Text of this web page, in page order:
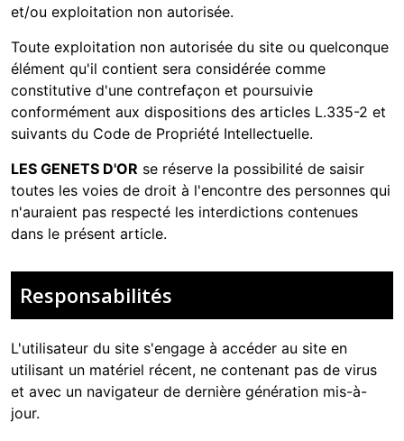
et/ou exploitation non autorisée.
Toute exploitation non autorisée du site ou quelconque
élément qu'il contient sera considérée comme
constitutive d'une contrefaçon et poursuivie
conformément aux dispositions des articles L.335-2 et
suivants du Code de Propriété Intellectuelle.
LES GENETS D'OR se réserve la possibilité de saisir
toutes les voies de droit à l'encontre des personnes qui
n'auraient pas respecté les interdictions contenues
dans le présent article.
Responsabilités
L'utilisateur du site s'engage à accéder au site en
utilisant un matériel récent, ne contenant pas de virus
et avec un navigateur de dernière génération mis-à-
jour.